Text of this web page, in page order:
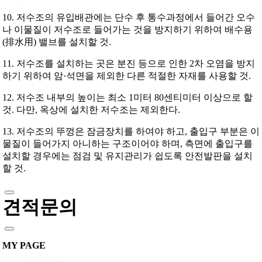
10. 저수조의 유입배관에는 단수 후 통수과정에서 들어간 오수
나 이물질이 저수조로 들어가는 것을 방지하기 위하여 배수용
(排水用) 밸브를 설치할 것.
11. 저수조를 설치하는 곳은 분진 등으로 인한 2차 오염을 방지
하기 위하여 암·석면을 제외한 다른 적절한 자재를 사용할 것.
12. 저수조 내부의 높이는 최소 1미터 80센티미터 이상으로 할
것. 다만, 옥상에 설치한 저수조는 제외한다.
13. 저수조의 뚜껑은 잠금장치를 하여야 하고, 출입구 부분은 이
물질이 들어가지 아니하는 구조이어야 하며, 측면에 출입구를
설치할 경우에는 점검 및 유지관리가 쉽도록 안전발판을 설치
할 것.
견적문의
MY PAGE